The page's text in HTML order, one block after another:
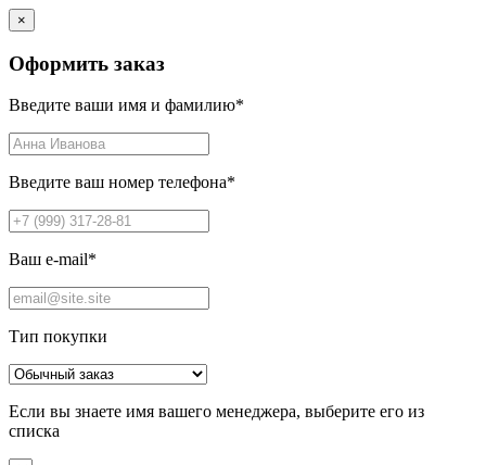
×
Оформить заказ
Введите ваши имя и фамилию*
Введите ваш номер телефона*
Ваш e-mail*
Тип покупки
Если вы знаете имя вашего менеджера, выберите его из
списка